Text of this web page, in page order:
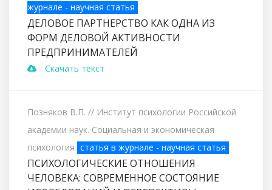
журнале - научная статья
ДЕЛОВОЕ ПАРТНЕРСТВО КАК ОДНА ИЗ
ФОРМ ДЕЛОВОЙ АКТИВНОСТИ
ПРЕДПРИНИМАТЕЛЕЙ
Скачать текст
Позняков В.П. // Институт психологии Российской
академии наук. Социальная и экономическая
психология статья в журнале - научная статья
ПСИХОЛОГИЧЕСКИЕ ОТНОШЕНИЯ
ЧЕЛОВЕКА: СОВРЕМЕННОЕ СОСТОЯНИЕ